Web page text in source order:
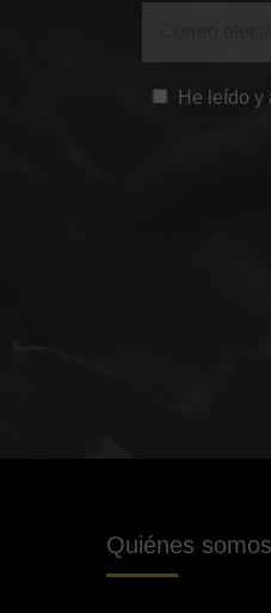
He leído y
Quiénes somos